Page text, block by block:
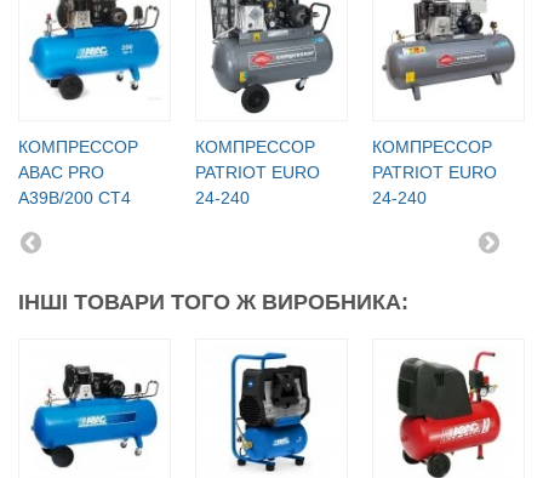
КОМПРЕССОР
ABAC PRO
A39B/200 CT4
КОМПРЕССОР
PATRIOT EURO
24-240
КОМПРЕССОР
PATRIOT EURO
24-240
ІНШІ ТОВАРИ ТОГО Ж ВИРОБНИКА: